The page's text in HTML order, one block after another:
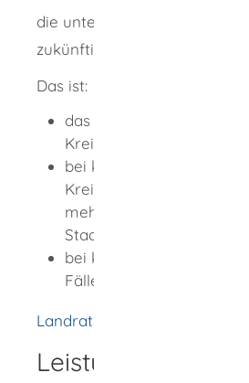
die untere
zukünftigen Betriebsstätte.
Das ist:
das Landratsamt des für
Kreises,
bei kreisfreien Städten
Kreisstädten (Städte und
mehr als 20.000
Stadtverwaltung oder
bei kleineren Gemeinden
Fällen die
Landratsamt Rottweil
Leistungsdetails